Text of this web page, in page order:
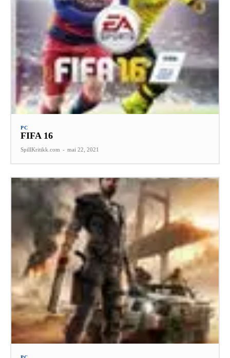
PC
FIFA 16
SpillKritikk.com - mai 22, 2021